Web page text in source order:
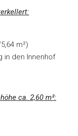
m²)
in den Innenhof
ca. 2,60 m²: